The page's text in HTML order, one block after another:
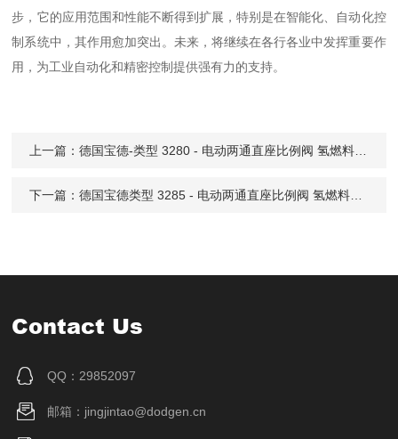
步，它的应用范围和性能不断得到扩展，特别是在智能化、自动化控
制系统中，其作用愈加突出。未来，将继续在各行各业中发挥重要作
用，为工业自动化和精密控制提供强有力的支持。
上一篇：德国宝德-类型 3280 - 电动两通直座比例阀 氢燃料电池应用
下一篇：德国宝德类型 3285 - 电动两通直座比例阀 氢燃料电池应用
Contact Us
QQ：29852097
邮箱：jingjintao@dodgen.cn